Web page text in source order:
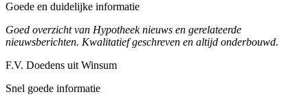
Goede en duidelijke informatie
Goed overzicht van Hypotheek nieuws en gerelateerde
nieuwsberichten. Kwalitatief geschreven en altijd onderbouwd.
F.V. Doedens uit Winsum
Snel goede informatie